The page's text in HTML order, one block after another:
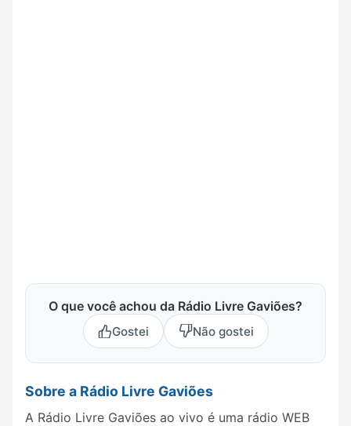
O que você achou da Rádio Livre Gaviões?
Gostei Não gostei
Sobre a Rádio Livre Gaviões
A Rádio Livre Gaviões ao vivo é uma rádio WEB